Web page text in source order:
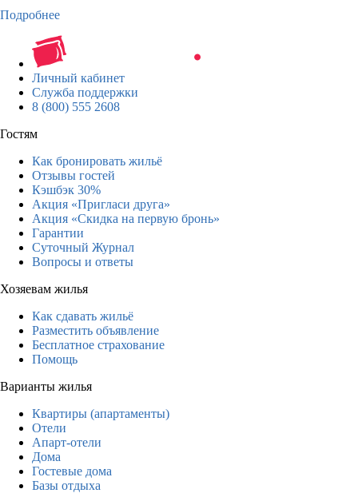
Подробнее
Личный кабинет
Служба поддержки
8 (800) 555 2608
Гостям
Как бронировать жильё
Отзывы гостей
Кэшбэк 30%
Акция «Пригласи друга»
Акция «Скидка на первую бронь»
Гарантии
Суточный Журнал
Вопросы и ответы
Хозяевам жилья
Как сдавать жильё
Разместить объявление
Бесплатное страхование
Помощь
Варианты жилья
Квартиры (апартаменты)
Отели
Апарт-отели
Дома
Гостевые дома
Базы отдыха